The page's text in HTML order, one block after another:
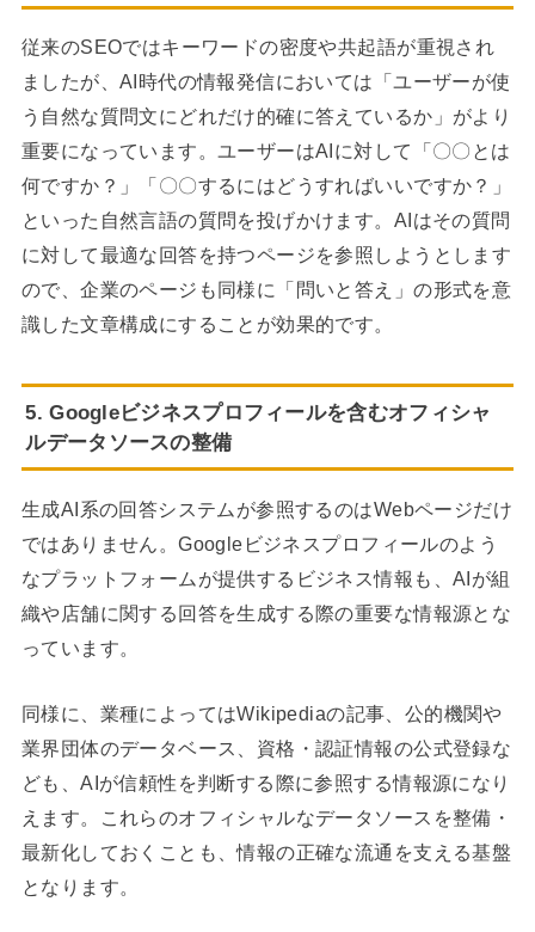
従来のSEOではキーワードの密度や共起語が重視され
ましたが、AI時代の情報発信においては「ユーザーが使
う自然な質問文にどれだけ的確に答えているか」がより
重要になっています。ユーザーはAIに対して「〇〇とは
何ですか？」「〇〇するにはどうすればいいですか？」
といった自然言語の質問を投げかけます。AIはその質問
に対して最適な回答を持つページを参照しようとします
ので、企業のページも同様に「問いと答え」の形式を意
識した文章構成にすることが効果的です。
5. Googleビジネスプロフィールを含むオフィシャ
ルデータソースの整備
生成AI系の回答システムが参照するのはWebページだけ
ではありません。Googleビジネスプロフィールのよう
なプラットフォームが提供するビジネス情報も、AIが組
織や店舗に関する回答を生成する際の重要な情報源とな
っています。
同様に、業種によってはWikipediaの記事、公的機関や
業界団体のデータベース、資格・認証情報の公式登録な
ども、AIが信頼性を判断する際に参照する情報源になり
えます。これらのオフィシャルなデータソースを整備・
最新化しておくことも、情報の正確な流通を支える基盤
となります。